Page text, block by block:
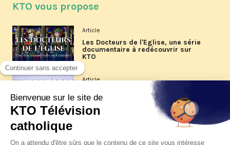
KTO vous propose
Article
Les Docteurs de l'Église, une série
documentaire à redécouvrir sur
KTO
Article
Les reportages d'été 2026 de KTO
La visite pastorale du pape Léon